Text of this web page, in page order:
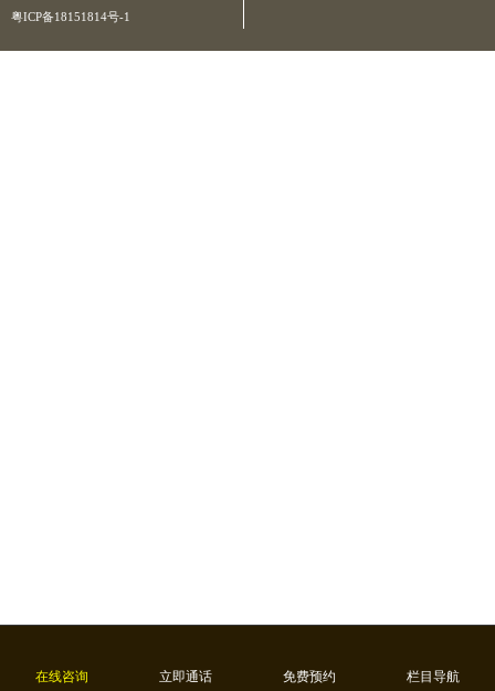
粤ICP备18151814号-1
在线咨询 立即通话 免费预约 栏目导航